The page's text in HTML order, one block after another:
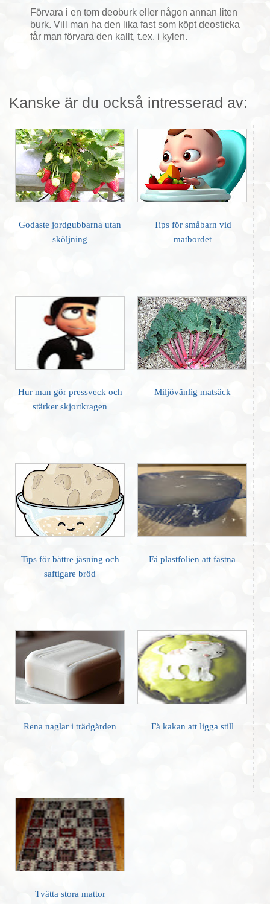
Förvara i en tom deoburk eller någon annan liten
burk. Vill man ha den lika fast som köpt deosticka
får man förvara den kallt, t.ex. i kylen.
Kanske är du också intresserad av:
Godaste jordgubbarna utan
sköljning
Tips för småbarn vid
matbordet
Hur man gör pressveck och
stärker skjortkragen
Miljövänlig matsäck
Tips för bättre jäsning och
saftigare bröd
Få plastfolien att fastna
Rena naglar i trädgården Få kakan att ligga still
Tvätta stora mattor